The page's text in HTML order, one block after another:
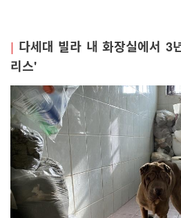
| 다세대 빌라 내 화장실에서 3
리스'